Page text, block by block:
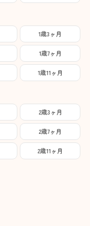
1歳3ヶ月
1歳7ヶ月
1歳11ヶ月
2歳3ヶ月
2歳7ヶ月
2歳11ヶ月